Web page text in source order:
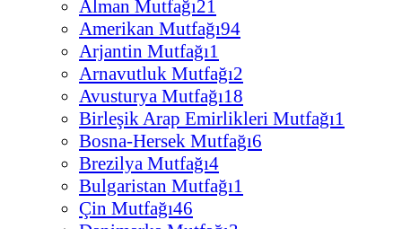
Alman Mutfağı21
Amerikan Mutfağı94
Arjantin Mutfağı1
Arnavutluk Mutfağı2
Avusturya Mutfağı18
Birleşik Arap Emirlikleri Mutfağı1
Bosna-Hersek Mutfağı6
Brezilya Mutfağı4
Bulgaristan Mutfağı1
Çin Mutfağı46